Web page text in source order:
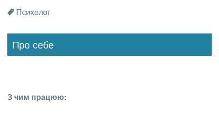
Психолог
Про себе
З чим працюю: